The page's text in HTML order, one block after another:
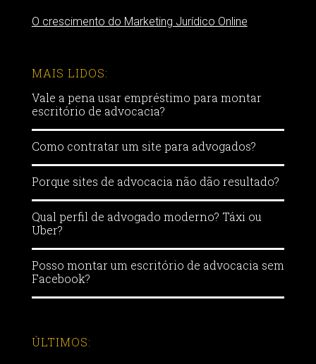
O crescimento do Marketing Jurídico Online
MAIS LIDOS:
Vale a pena usar empréstimo para montar
escritório de advocacia?
Como contratar um site para advogados?
Porque sites de advocacia não dão resultado?
Qual perfil de advogado moderno? Táxi ou
Uber?
Posso montar um escritório de advocacia sem
Facebook?
ÚLTIMOS: